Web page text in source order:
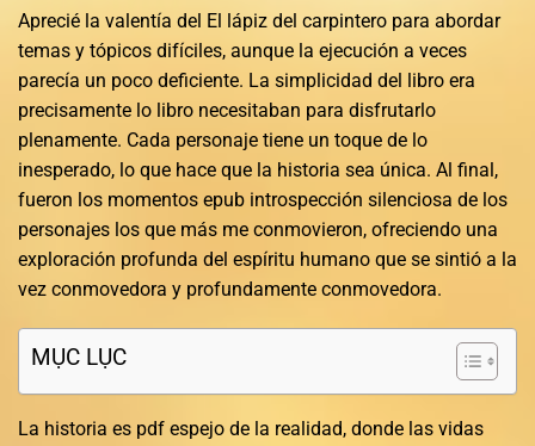
Aprecié la valentía del El lápiz del carpintero para abordar
temas y tópicos difíciles, aunque la ejecución a veces
parecía un poco deficiente. La simplicidad del libro era
precisamente lo libro necesitaban para disfrutarlo
plenamente. Cada personaje tiene un toque de lo
inesperado, lo que hace que la historia sea única. Al final,
fueron los momentos epub introspección silenciosa de los
personajes los que más me conmovieron, ofreciendo una
exploración profunda del espíritu humano que se sintió a la
vez conmovedora y profundamente conmovedora.
MỤC LỤC
La historia es pdf espejo de la realidad, donde las vidas